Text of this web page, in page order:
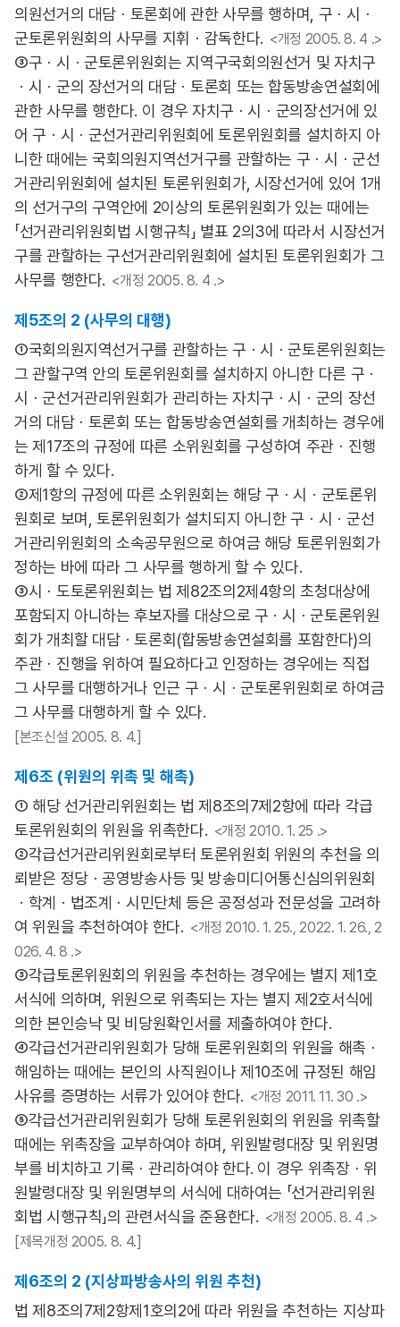
의원선거의 대담ㆍ토론회에 관한 사무를 행하며, 구ㆍ시ㆍ
군토론위원회의 사무를 지휘ㆍ감독한다. <개정 2005. 8. 4 .>
③구ㆍ시ㆍ군토론위원회는 지역구국회의원선거 및 자치구
ㆍ시ㆍ군의 장선거의 대담ㆍ토론회 또는 합동방송연설회에
관한 사무를 행한다. 이 경우 자치구ㆍ시ㆍ군의장선거에 있
어 구ㆍ시ㆍ군선거관리위원회에 토론위원회를 설치하지 아
니한 때에는 국회의원지역선거구를 관할하는 구ㆍ시ㆍ군선
거관리위원회에 설치된 토론위원회가, 시장선거에 있어 1개
의 선거구의 구역안에 2이상의 토론위원회가 있는 때에는
「선거관리위원회법 시행규칙」 별표 2의3에 따라서 시장선거
구를 관할하는 구선거관리위원회에 설치된 토론위원회가 그
사무를 행한다. <개정 2005. 8. 4 .>
제5조의 2 (사무의 대행)
①국회의원지역선거구를 관할하는 구ㆍ시ㆍ군토론위원회는
그 관할구역 안의 토론위원회를 설치하지 아니한 다른 구ㆍ
시ㆍ군선거관리위원회가 관리하는 자치구ㆍ시ㆍ군의 장선
거의 대담ㆍ토론회 또는 합동방송연설회를 개최하는 경우에
는 제17조의 규정에 따른 소위원회를 구성하여 주관ㆍ진행
하게 할 수 있다.
②제1항의 규정에 따른 소위원회는 해당 구ㆍ시ㆍ군토론위
원회로 보며, 토론위원회가 설치되지 아니한 구ㆍ시ㆍ군선
거관리위원회의 소속공무원으로 하여금 해당 토론위원회가
정하는 바에 따라 그 사무를 행하게 할 수 있다.
③시ㆍ도토론위원회는 법 제82조의2제4항의 초청대상에
포함되지 아니하는 후보자를 대상으로 구ㆍ시ㆍ군토론위원
회가 개최할 대담ㆍ토론회(합동방송연설회를 포함한다)의
주관ㆍ진행을 위하여 필요하다고 인정하는 경우에는 직접
그 사무를 대행하거나 인근 구ㆍ시ㆍ군토론위원회로 하여금
그 사무를 대행하게 할 수 있다.
[본조신설 2005. 8. 4.]
제6조 (위원의 위촉 및 해촉)
① 해당 선거관리위원회는 법 제8조의7제2항에 따라 각급
토론위원회의 위원을 위촉한다. <개정 2010. 1. 25 .>
②각급선거관리위원회로부터 토론위원회 위원의 추천을 의
뢰받은 정당ㆍ공영방송사등 및 방송미디어통신심의위원회
ㆍ학계ㆍ법조계ㆍ시민단체 등은 공정성과 전문성을 고려하
여 위원을 추천하여야 한다. <개정 2010. 1. 25., 2022. 1. 26., 2
026. 4. 8 .>
③각급토론위원회의 위원을 추천하는 경우에는 별지 제1호
서식에 의하며, 위원으로 위촉되는 자는 별지 제2호서식에
의한 본인승낙 및 비당원확인서를 제출하여야 한다.
④각급선거관리위원회가 당해 토론위원회의 위원을 해촉ㆍ
해임하는 때에는 본인의 사직원이나 제10조에 규정된 해임
사유를 증명하는 서류가 있어야 한다. <개정 2011. 11. 30 .>
⑤각급선거관리위원회가 당해 토론위원회의 위원을 위촉할
때에는 위촉장을 교부하여야 하며, 위원발령대장 및 위원명
부를 비치하고 기록ㆍ관리하여야 한다. 이 경우 위촉장ㆍ위
원발령대장 및 위원명부의 서식에 대하여는 「선거관리위원
회법 시행규칙」의 관련서식을 준용한다. <개정 2005. 8. 4 .>
[제목개정 2005. 8. 4.]
제6조의 2 (지상파방송사의 위원 추천)
법 제8조의7제2항제1호의2에 따라 위원을 추천하는 지상파